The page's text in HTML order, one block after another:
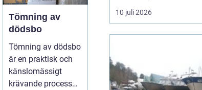
Tömning av
dödsbo
Tömning av dödsbo
är en praktisk och
känslomässigt
krävande process
från avverkningsplatsen
till bilväg eller
förhållanden. Rä...
10 juli 2026